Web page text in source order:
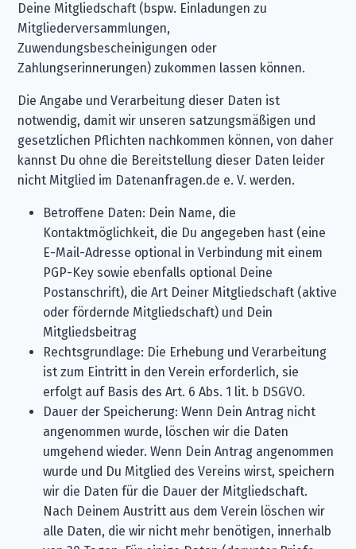
Deine Mitgliedschaft (bspw. Einladungen zu
Mitgliederversammlungen,
Zuwendungsbescheinigungen oder
Zahlungserinnerungen) zukommen lassen können.
Die Angabe und Verarbeitung dieser Daten ist
notwendig, damit wir unseren satzungsmäßigen und
gesetzlichen Pflichten nachkommen können, von daher
kannst Du ohne die Bereitstellung dieser Daten leider
nicht Mitglied im Datenanfragen.de e. V. werden.
Betroffene Daten: Dein Name, die
Kontaktmöglichkeit, die Du angegeben hast (eine
E-Mail-Adresse optional in Verbindung mit einem
PGP-Key sowie ebenfalls optional Deine
Postanschrift), die Art Deiner Mitgliedschaft (aktive
oder fördernde Mitgliedschaft) und Dein
Mitgliedsbeitrag
Rechtsgrundlage: Die Erhebung und Verarbeitung
ist zum Eintritt in den Verein erforderlich, sie
erfolgt auf Basis des Art. 6 Abs. 1 lit. b DSGVO.
Dauer der Speicherung: Wenn Dein Antrag nicht
angenommen wurde, löschen wir die Daten
umgehend wieder. Wenn Dein Antrag angenommen
wurde und Du Mitglied des Vereins wirst, speichern
wir die Daten für die Dauer der Mitgliedschaft.
Nach Deinem Austritt aus dem Verein löschen wir
alle Daten, die wir nicht mehr benötigen, innerhalb